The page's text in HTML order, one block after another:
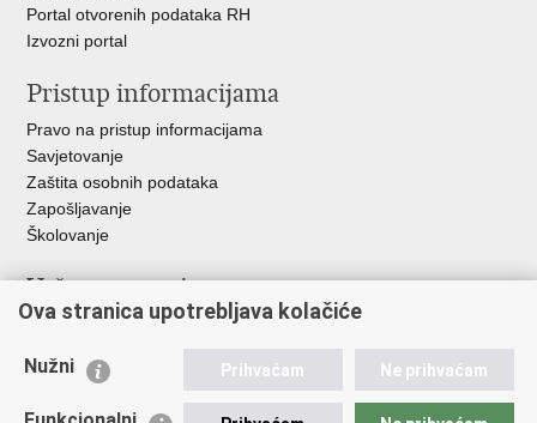
Portal otvorenih podataka RH
Izvozni portal
Pristup informacijama
Pravo na pristup informacijama
Savjetovanje
Zaštita osobnih podataka
Zapošljavanje
Školovanje
Važne poveznice
Ministarstvo unutarnjih poslova
Udruge
Ova stranica upotrebljava kolačiće
Nužni Prihvaćam Ne prihvaćam